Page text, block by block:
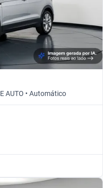
AUTO • Automático